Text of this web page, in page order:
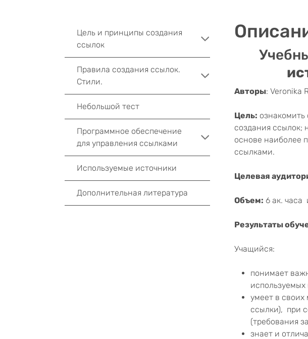
Авторы: Veronika
Цель:
создания ссылок;
основе наиболее
ссылками.
Целевая
Объем: 6 ак. часа
Результаты
Учащийся:
понимает
используемых
умеет в
ссылки), при
(требования
знает и
Цель и принципы создания
ссылок
Правила создания ссылок.
Стили.
Небольшой тест
Программное обеспечение
для управления ссылками
Используемые источники
Дополнительная литература